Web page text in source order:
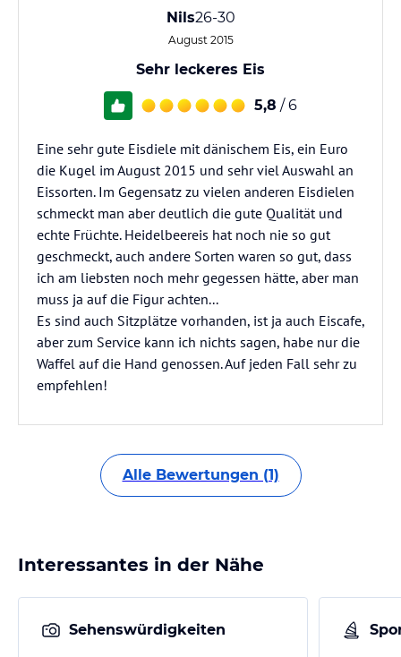
Nils26-30
August 2015
Sehr leckeres Eis
5,8 / 6
Eine sehr gute Eisdiele mit dänischem Eis, ein Euro
die Kugel im August 2015 und sehr viel Auswahl an
Eissorten. Im Gegensatz zu vielen anderen Eisdielen
schmeckt man aber deutlich die gute Qualität und
echte Früchte. Heidelbeereis hat noch nie so gut
geschmeckt, auch andere Sorten waren so gut, dass
ich am liebsten noch mehr gegessen hätte, aber man
muss ja auf die Figur achten...
Es sind auch Sitzplätze vorhanden, ist ja auch Eiscafe,
aber zum Service kann ich nichts sagen, habe nur die
Waffel auf die Hand genossen. Auf jeden Fall sehr zu
empfehlen!
Alle Bewertungen (1)
Interessantes in der Nähe
Sehenswürdigkeiten